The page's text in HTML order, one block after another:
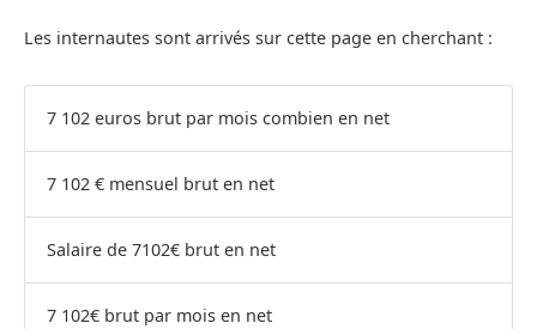
Les internautes sont arrivés sur cette page en cherchant :
7 102 euros brut par mois combien en net
7 102 € mensuel brut en net
Salaire de 7102€ brut en net
7 102€ brut par mois en net